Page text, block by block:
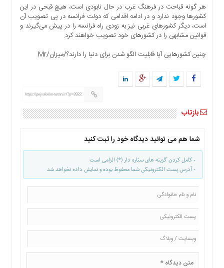
هر گونه قباحت در فرهنگ غرب در حال نابودی است، هیچ قبحی در این
کشور‌ها وجود ندارد و در ادامه اقدامی که دولت فرانسه در پی تصویب آن
است، دیگر کشور‌های غربی نیز به زودی راه فرانسه را در پیش می‌گیرند و
قوانین مشابهی را در کشور‌های خود تصویب خواهند کرد.
چنین کشور‌هایی آیا قابلیت الگو شدن برای دنیا را دارند؟/میزان/Mr
https://pejvakelorestan.ir/?p=8922
بازتاب
شما هم می توانید دیدگاه خود را ثبت کنید
- کامل کردن گزینه های ستاره دار (*) الزامی است
- آدرس پست الکترونیکی شما محفوظ بوده و نمایش داده نخواهد شد